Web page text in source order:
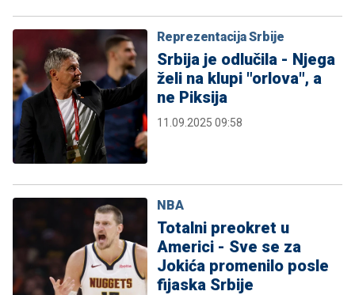
Reprezentacija Srbije
Srbija je odlučila - Njega
želi na klupi "orlova", a
ne Piksija
11.09.2025 09:58
NBA
Totalni preokret u
Americi - Sve se za
Jokića promenilo posle
fijaska Srbije